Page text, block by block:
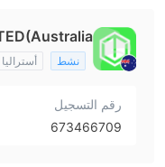
نشط أستراليا
رقم التسجيل
673466709